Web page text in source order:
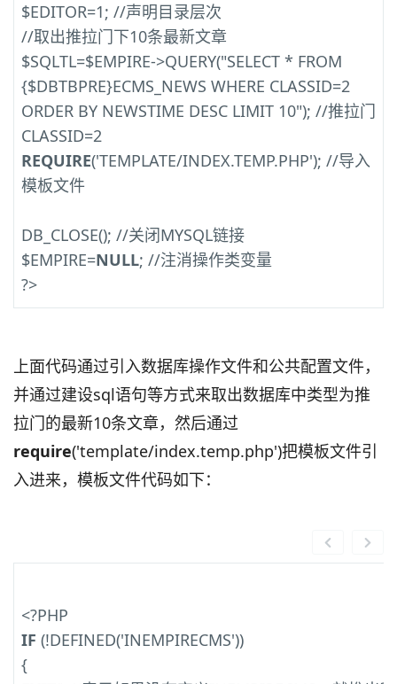
$EDITOR=1; //声明目录层次
//取出推拉门下10条最新文章
$SQLTL=$EMPIRE->QUERY("SELECT * FROM
{$DBTBPRE}ECMS_NEWS WHERE CLASSID=2
ORDER BY NEWSTIME DESC LIMIT 10"); //推拉门
CLASSID=2
REQUIRE('TEMPLATE/INDEX.TEMP.PHP'); //导入
模板文件
DB_CLOSE(); //关闭MYSQL链接
$EMPIRE=NULL; //注消操作类变量
?>
上面代码通过引入数据库操作文件和公共配置文件，
并通过建设sql语句等方式来取出数据库中类型为推
拉门的最新10条文章，然后通过
require('template/index.temp.php')把模板文件引
入进来，模板文件代码如下：
<?PHP
IF (!DEFINED('INEMPIRECMS'))
{